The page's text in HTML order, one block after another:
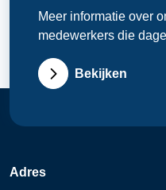
Meer informatie over
medewerkers die
Bekijken
Adres